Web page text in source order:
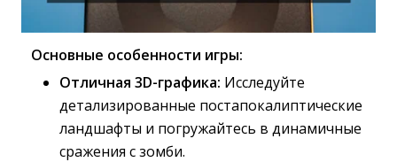
Основные особенности игры:
Отличная 3D-графика: Исследуйте
детализированные постапокалиптические
ландшафты и погружайтесь в динамичные
сражения с зомби.